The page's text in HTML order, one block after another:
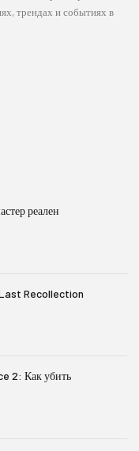
трендах и событиях в
реален
Recollection
2: Как убить